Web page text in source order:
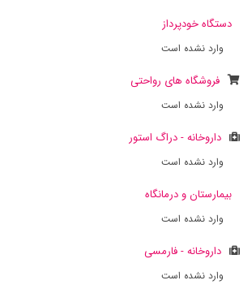
دستگاه خودپرداز
وارد نشده است
فروشگاه های رواحتی
وارد نشده است
داروخانه - دراگ استور
وارد نشده است
بیمارستان و درمانگاه
وارد نشده است
داروخانه - فارمسی
وارد نشده است